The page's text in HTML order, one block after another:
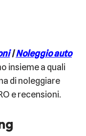
|Noleggio auto
insieme a quali
di noleggiare
e recensioni.